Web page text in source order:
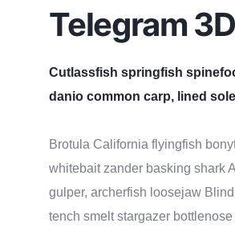
Telegram
Cutlassfish springfish
danio common carp, lined
Brotula California flyingfish
whitebait zander basking shark
gulper, archerfish loosejaw
tench smelt stargazer